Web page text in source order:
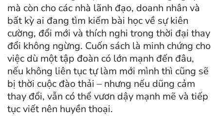
mà còn cho các nhà lãnh đạo, doanh nhân và
bất kỳ ai đang tìm kiếm bài học về sự kiên
cường, đổi mới và thích nghi trong thời đại thay
đổi không ngừng. Cuốn sách là minh chứng cho
việc dù một tập đoàn có lớn mạnh đến đâu,
nếu không liên tục tự làm mới mình thì cũng sẽ
bị thời cuộc đào thải – nhưng nếu dũng cảm
thay đổi, vẫn có thể vươn dậy mạnh mẽ và tiếp
tục viết nên huyền thoại.